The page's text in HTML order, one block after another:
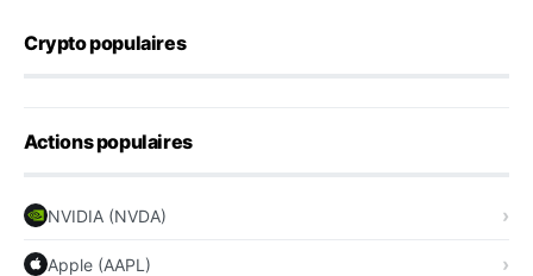
Crypto populaires
Actions populaires
NVIDIA (NVDA)
Apple (AAPL)